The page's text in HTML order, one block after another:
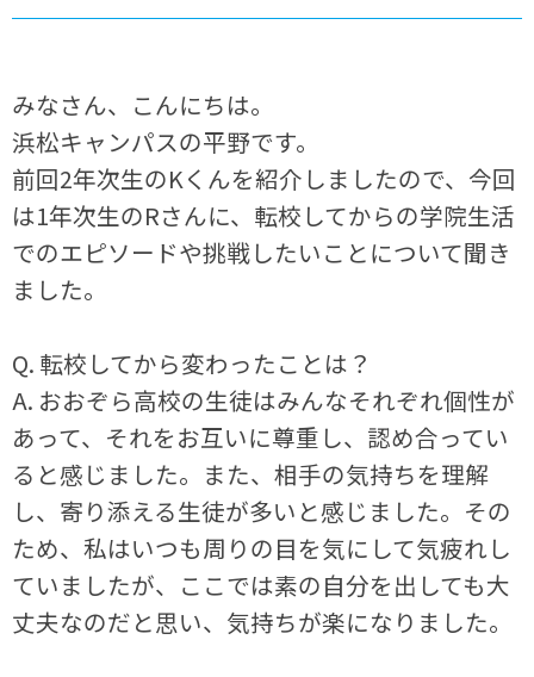
みなさん、こんにちは。
浜松キャンパスの平野です。
前回2年次生のKくんを紹介しましたので、今回
は1年次生のRさんに、転校してからの学院生活
でのエピソードや挑戦したいことについて聞き
ました。
Q. 転校してから変わったことは？
A. おおぞら高校の生徒はみんなそれぞれ個性が
あって、それをお互いに尊重し、認め合ってい
ると感じました。また、相手の気持ちを理解
し、寄り添える生徒が多いと感じました。その
ため、私はいつも周りの目を気にして気疲れし
ていましたが、ここでは素の自分を出しても大
丈夫なのだと思い、気持ちが楽になりました。